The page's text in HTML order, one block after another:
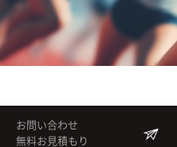
お問い合わせ
無料お見積もり